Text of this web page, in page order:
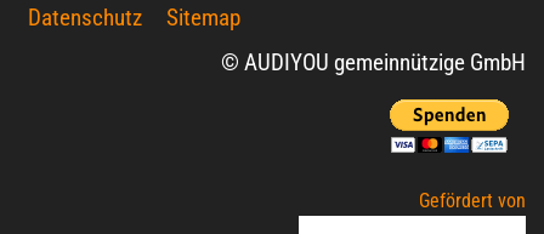
Datenschutz
Sitemap
© AUDIYOU gemeinnützige GmbH
Gefördert von